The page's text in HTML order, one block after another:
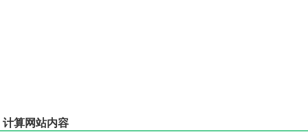
计算网站内容